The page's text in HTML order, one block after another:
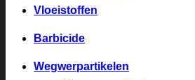
Vloeistoffen
Barbicide
Wegwerpartikelen